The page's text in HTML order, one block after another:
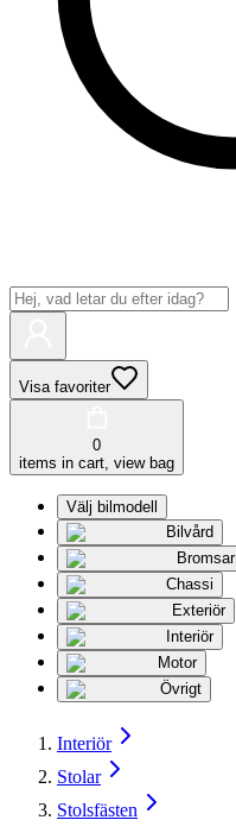
Visa favoriter
0
items in cart, view bag
Välj bilmodell
Bilvård
Bromsar
Chassi
Exteriör
Interiör
Motor
Övrigt
Interiör
Stolar
Stolsfästen